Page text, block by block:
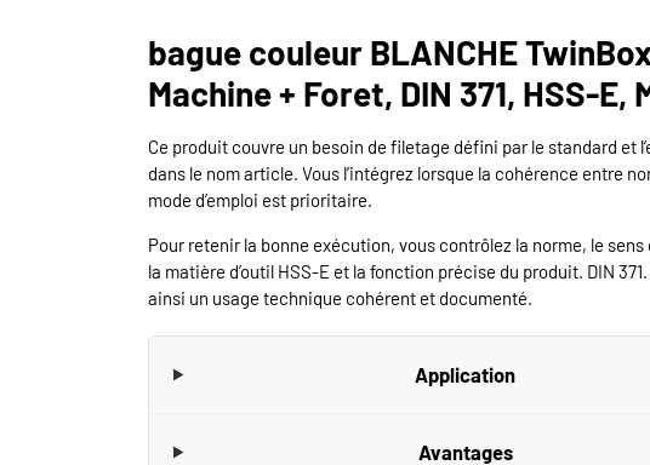
bague couleur BLANCHE
Machine + Foret, DIN 371, HSS-E,
Ce produit couvre un besoin de filetage défini par le standard et
dans le nom article. Vous l’intégrez lorsque la cohérence entre
mode d’emploi est prioritaire.
Pour retenir la bonne exécution, vous contrôlez la norme, le
la matière d’outil HSS-E et la fonction précise du produit. DIN
ainsi un usage technique cohérent et documenté.
Application
Avantages